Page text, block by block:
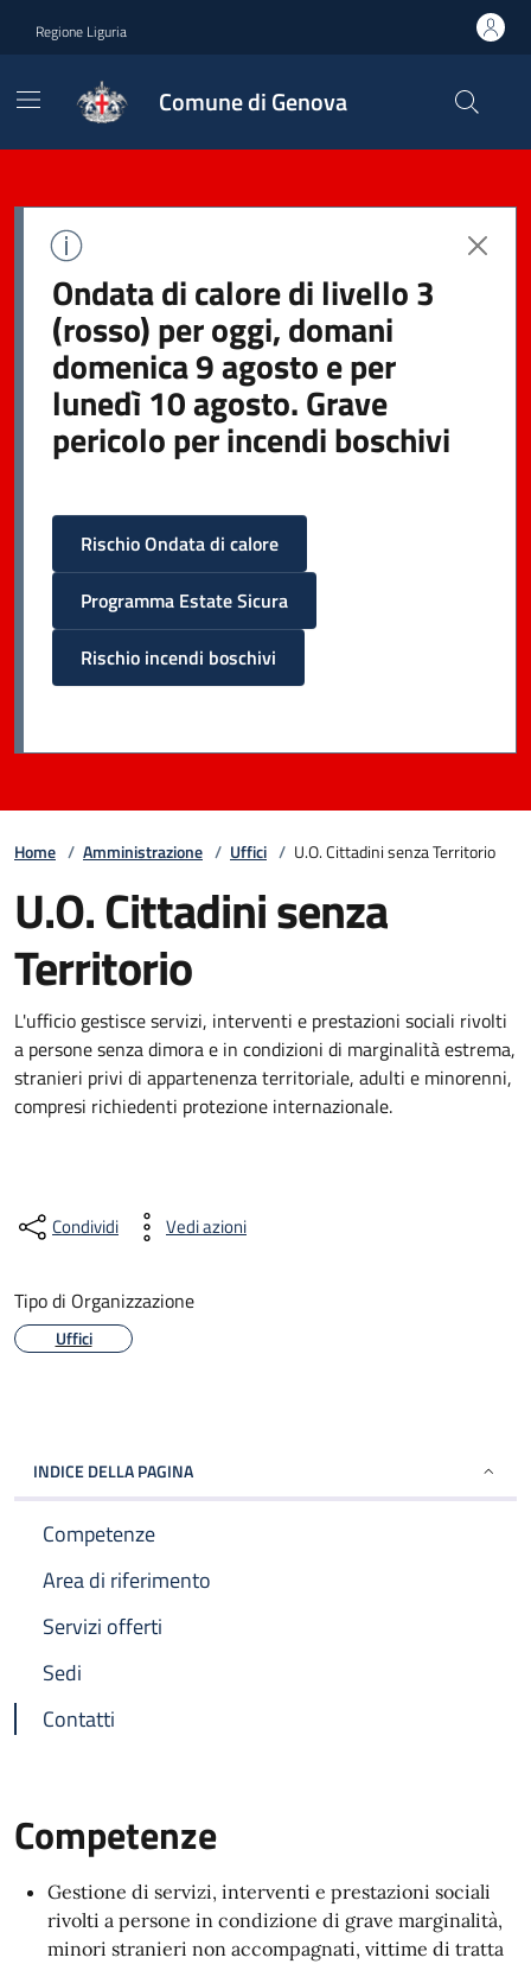
Regione Liguria
Comune di Genova
Ondata di calore di livello 3
(rosso) per oggi, domani
domenica 9 agosto e per
lunedì 10 agosto. Grave
pericolo per incendi boschivi
Rischio Ondata di calore
Programma Estate Sicura
Rischio incendi boschivi
Home / Amministrazione / Uffici / U.O. Cittadini senza Territorio
U.O. Cittadini senza
Territorio
L'ufficio gestisce servizi, interventi e prestazioni sociali rivolti
a persone senza dimora e in condizioni di marginalità estrema,
stranieri privi di appartenenza territoriale, adulti e minorenni,
compresi richiedenti protezione internazionale.
Condividi Vedi azioni
Tipo di Organizzazione
Uffici
INDICE DELLA PAGINA
Competenze
Area di riferimento
Servizi offerti
Sedi
Contatti
Competenze
Gestione di servizi, interventi e prestazioni sociali
rivolti a persone in condizione di grave marginalità,
minori stranieri non accompagnati, vittime di tratta